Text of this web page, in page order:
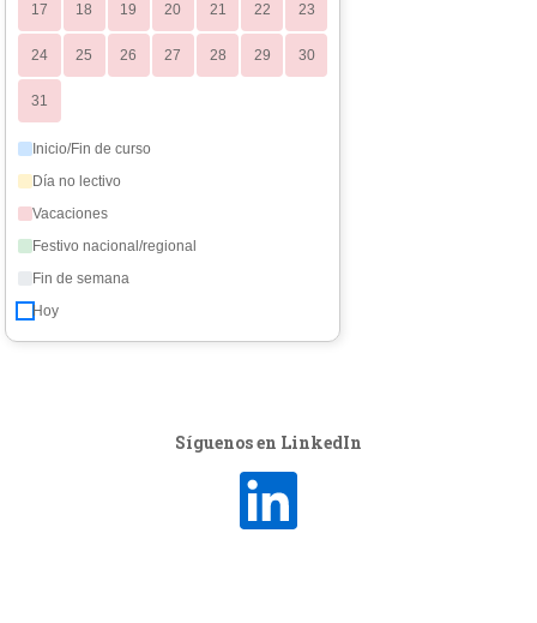
17 18 19 20 21 22 23
24 25 26 27 28 29 30
31
Inicio/Fin de curso
Día no lectivo
Vacaciones
Festivo nacional/regional
Fin de semana
Hoy
Síguenos en LinkedIn